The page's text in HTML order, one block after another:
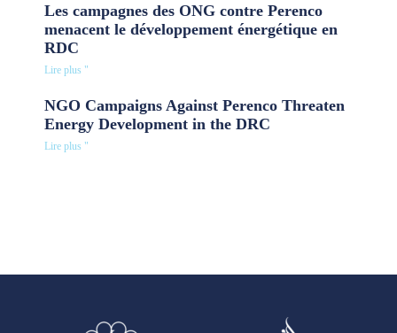
Les campagnes des ONG contre Perenco
menacent le développement énergétique en
RDC
Lire plus "
NGO Campaigns Against Perenco Threaten
Energy Development in the DRC
Lire plus "